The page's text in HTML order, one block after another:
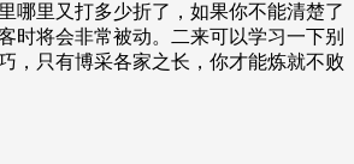
哪里又打多少折了，如果你不能清楚了
时将会非常被动。二来可以学习一下别
，只有博采各家之长，你才能炼就不败